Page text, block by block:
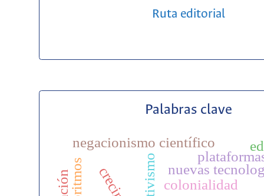
Ruta editorial
Palabras clave
colonialidad
negacionismo científico
nuevas